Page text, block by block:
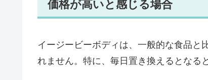
価格が高いと感じる場合
イージービーボディは、一般的な食品と
れません。特に、毎日置き換えるとなる